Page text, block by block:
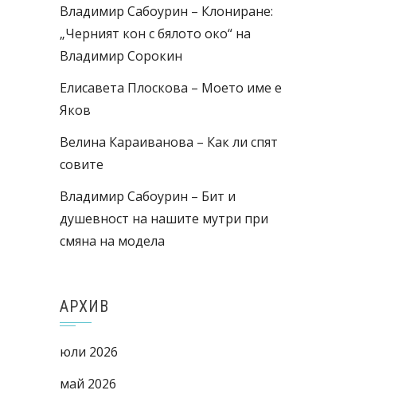
Владимир Сабоурин – Клониране:
„Черният кон с бялото око“ на
Владимир Сорокин
Елисавета Плоскова – Моето име е
Яков
Велина Караиванова – Как ли спят
совите
Владимир Сабоурин – Бит и
душевност на нашите мутри при
смяна на модела
АРХИВ
юли 2026
май 2026